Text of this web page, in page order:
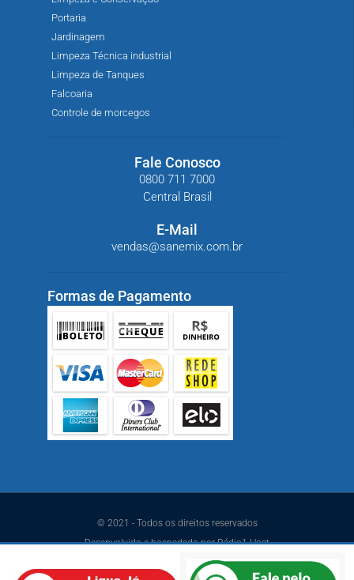
Portaria
Jardinagem
Limpeza Técnica industrial
Limpeza de Tanques
Falcoaria
Controle de morcegos
Fale Conosco
0800 711 7000
Central Brasil
E-Mail
vendas@sanemix.com.br
Formas de Pagamento
© 2021 - Todos os direitos reservados
Desenvolvido e hospedado por Rádio1 Host